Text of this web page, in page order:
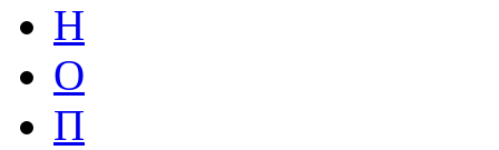
Н
О
П